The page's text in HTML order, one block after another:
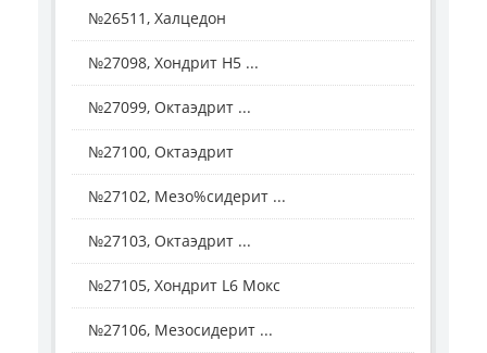
№26511, Халцедон
№27098, Хондрит H5 ...
№27099, Октаэдрит ...
№27100, Октаэдрит
№27102, Мезо%сидерит ...
№27103, Октаэдрит ...
№27105, Хондрит L6 Мокс
№27106, Мезосидерит ...